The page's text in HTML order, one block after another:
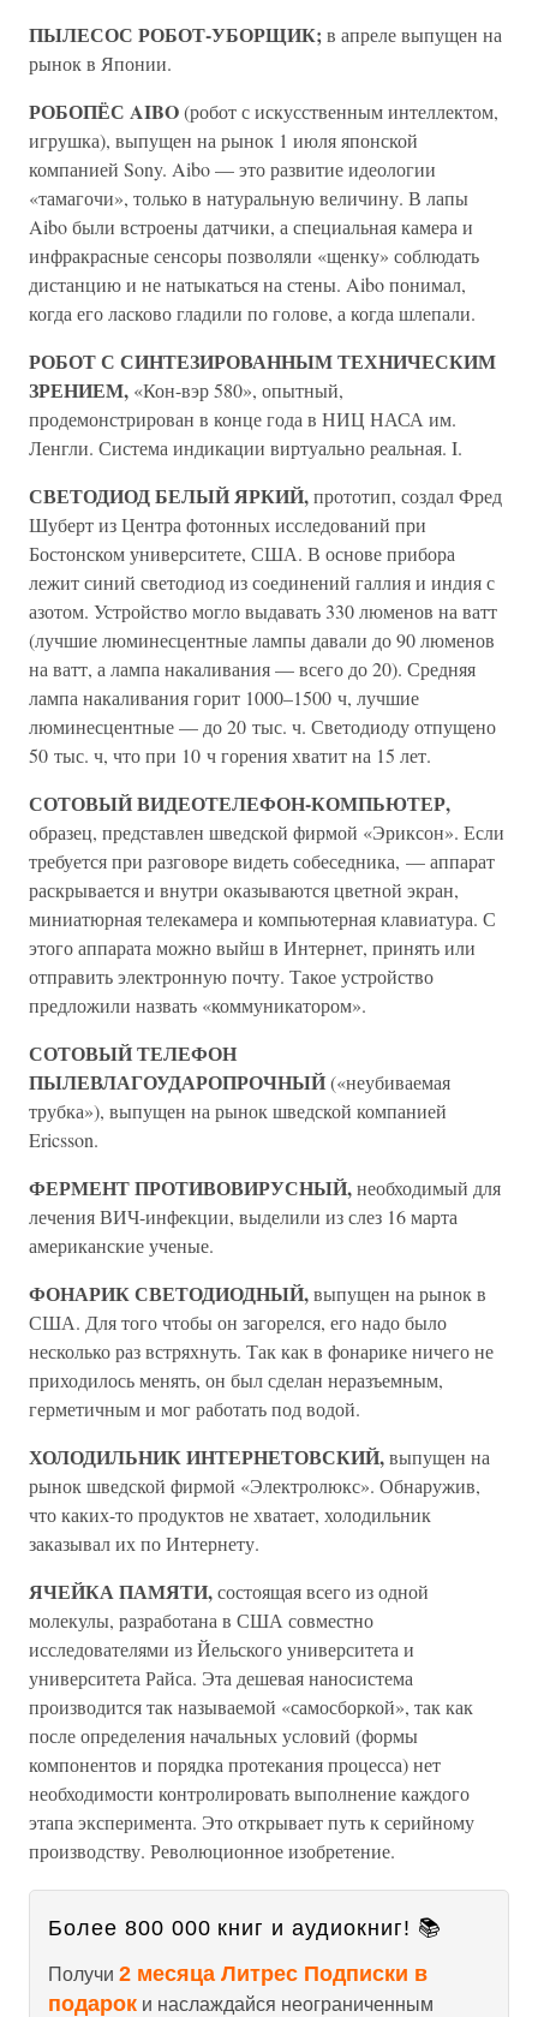
ПЫЛЕСОС РОБОТ-УБОРЩИК;в апреле выпущен на
рынок в Японии.
РОБОПЁС AIBO(робот с искусственным интеллектом,
игрушка), выпущен на рынок 1 июля японской
компанией Sony. Aibo — это развитие идеологии
«тамагочи», только в натуральную величину. В лапы
Aibo были встроены датчики, а специальная камера и
инфракрасные сенсоры позволяли «щенку» соблюдать
дистанцию и не натыкаться на стены. Aibo понимал,
когда его ласково гладили по голове, а когда шлепали.
РОБОТ С СИНТЕЗИРОВАННЫМ ТЕХНИЧЕСКИМ
ЗРЕНИЕМ, «Кон-вэр 580», опытный,
продемонстрирован в конце года в НИЦ НАСА им.
Ленгли. Система индикации виртуально реальная. I.
СВЕТОДИОД БЕЛЫЙ ЯРКИЙ,прототип, создал Фред
Шуберт из Центра фотонных исследований при
Бостонском университете, США. В основе прибора
лежит синий светодиод из соединений галлия и индия с
азотом. Устройство могло выдавать 330 люменов на ватт
(лучшие люминесцентные лампы давали до 90 люменов
на ватт, а лампа накаливания — всего до 20). Средняя
лампа накаливания горит 1000–1500 ч, лучшие
люминесцентные — до 20 тыс. ч. Светодиоду отпущено
50 тыс. ч, что при 10 ч горения хватит на 15 лет.
СОТОВЫЙ ВИДЕОТЕЛЕФОН-КОМПЬЮТЕР,
образец, представлен шведской фирмой «Эриксон». Если
требуется при разговоре видеть собеседника, — аппарат
раскрывается и внутри оказываются цветной экран,
миниатюрная телекамера и компьютерная клавиатура. С
этого аппарата можно выйш в Интернет, принять или
отправить электронную почту. Такое устройство
предложили назвать «коммуникатором».
СОТОВЫЙ ТЕЛЕФОН
ПЫЛЕВЛАГОУДАРОПРОЧНЫЙ(«неубиваемая
трубка»), выпущен на рынок шведской компанией
Ericsson.
ФЕРМЕНТ ПРОТИВОВИРУСНЫЙ,необходимый для
лечения ВИЧ-инфекции, выделили из слез 16 марта
американские ученые.
ФОНАРИК СВЕТОДИОДНЫЙ,выпущен на рынок в
США. Для того чтобы он загорелся, его надо было
несколько раз встряхнуть. Так как в фонарике ничего не
приходилось менять, он был сделан неразъемным,
герметичным и мог работать под водой.
ХОЛОДИЛЬНИК ИНТЕРНЕТОВСКИЙ,выпущен на
рынок шведской фирмой «Электролюкс». Обнаружив,
что каких-то продуктов не хватает, холодильник
заказывал их по Интернету.
ЯЧЕЙКА ПАМЯТИ,состоящая всего из одной
молекулы, разработана в США совместно
исследователями из Йельского университета и
университета Райса. Эта дешевая наносистема
производится так называемой «самосборкой», так как
после определения начальных условий (формы
компонентов и порядка протекания процесса) нет
необходимости контролировать выполнение каждого
этапа эксперимента. Это открывает путь к серийному
производству. Революционное изобретение.
Более 800 000 книг и аудиокниг! 📚
Получи 2 месяца Литрес Подписки в
подарок и наслаждайся неограниченным